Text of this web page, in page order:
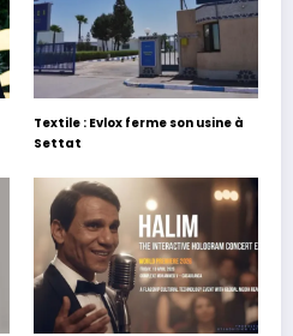
Textile : Evlox ferme son usine à
Settat